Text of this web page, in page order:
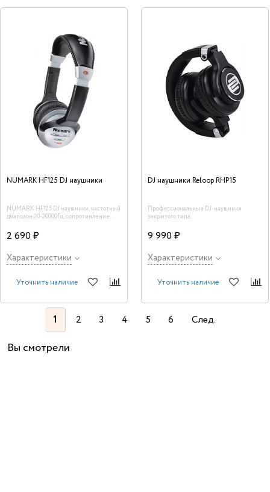
NUMARK HF125 DJ наушники
NUMARK HF125 DJ наушники, частотный
диапозон 20-20000Гц, сопротивление
2 690 ₽
Характеристики
Уточнить наличие
DJ наушники Reloop RHP15
Профессиональные DJ-наушники
закрытого типа.
9 990 ₽
Характеристики
Уточнить наличие
1 2 3 4 5 6 След.
Вы смотрели